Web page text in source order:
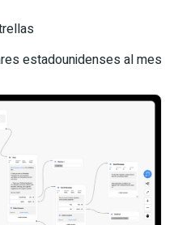
estadounidenses al mes